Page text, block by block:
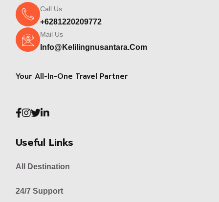
Call Us
+6281220209772
Mail Us
Info@kelilingnusantara.com
Your All-In-One Travel Partner
Useful Links
All Destination
24/7 Support